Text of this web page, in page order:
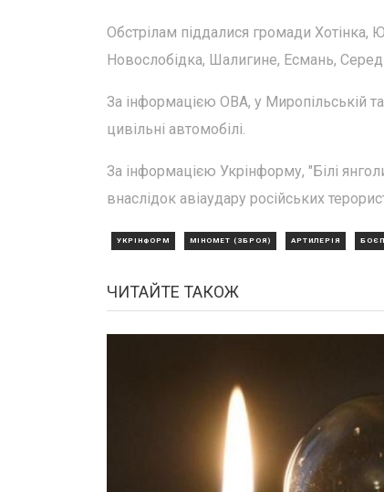
Обстрілам піддалися громади Хотінка,
Новослобідка, Шалигине, Есмань,
За інформацією ОВА, у Миропільській
цивільні автомобілі.
За інформацією Укрінформу, "Білі
внаслідок авіаудару російських
УКРІНФОРМ МІНОМЕТ (ЗБРОЯ) АРТИЛЕРІЯ
ЧИТАЙТЕ ТАКОЖ